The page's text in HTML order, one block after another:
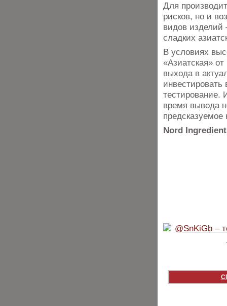
Для
рисков, но и
видов
сладких
В условиях
«Азиатская»
выхода в
тестирование.
время вывода
предсказуемое
Nord